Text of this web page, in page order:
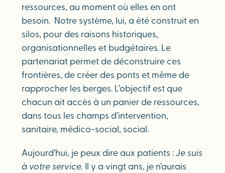
ressources, au moment où elles en ont
besoin. Notre système, lui, a été construit en
silos, pour des raisons historiques,
organisationnelles et budgétaires. Le
partenariat permet de déconstruire ces
frontières, de créer des ponts et même de
rapprocher les berges. L’objectif est que
chacun ait accès à un panier de ressources,
dans tous les champs d’intervention,
sanitaire, médico-social, social.
Aujourd’hui, je peux dire aux patients : Je suis
à votre service. Il y a vingt ans, je n’aurais